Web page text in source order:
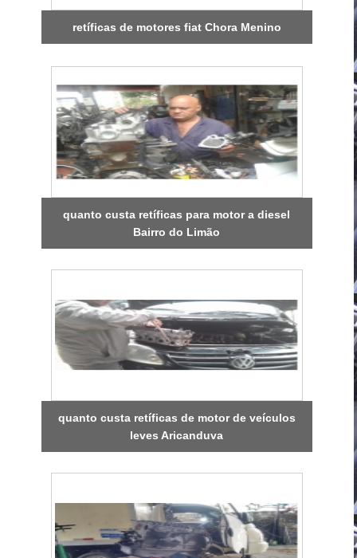
retíficas de motores fiat Chora Menino
quanto custa retíficas para motor a diesel
Bairro do Limão
quanto custa retíficas de motor de veículos
leves Aricanduva